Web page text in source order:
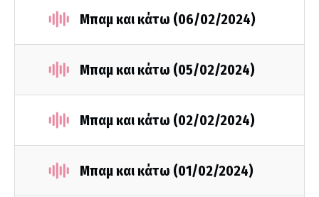
Μπαμ και κάτω (06/02/2024)
Μπαμ και κάτω (05/02/2024)
Μπαμ και κάτω (02/02/2024)
Μπαμ και κάτω (01/02/2024)